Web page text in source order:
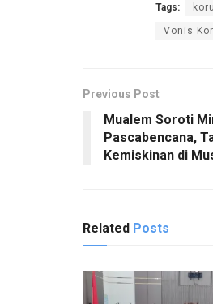
Tags:
Vonis
Previous Post
Mualem Soroti
Pascabencana,
Kemiskinan di
Related Posts